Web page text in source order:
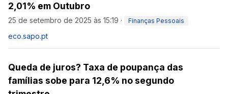
2,01% em Outubro
25 de setembro de 2025 às 15:19 · Finanças Pessoais
eco.sapo.pt
Queda de juros? Taxa de poupança das
famílias sobe para 12,6% no segundo